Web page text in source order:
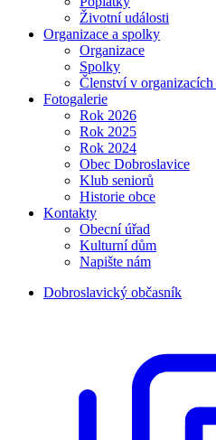
Životní události
Organizace a spolky
Organizace
Spolky
Členství v organizacích
Fotogalerie
Rok 2026
Rok 2025
Rok 2024
Obec Dobroslavice
Klub seniorů
Historie obce
Kontakty
Obecní úřad
Kulturní dům
Napište nám
Dobroslavický občasník